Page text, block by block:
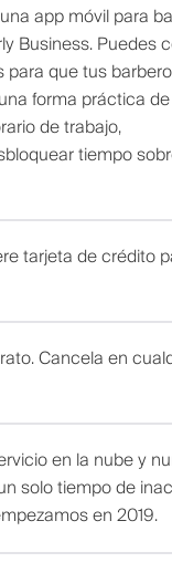
app móvil para
Business. Puedes
para que tus
forma práctica
de trabajo,
tiempo
tarjeta de crédito
Cancela en
en la nube y
solo tiempo de
en 2019.